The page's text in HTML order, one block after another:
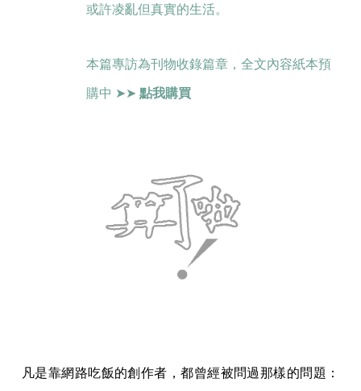
或許凌亂但真實的生活。
本篇專訪為刊物收錄篇章，全文內容紙本預
購中 ➤➤ ​​ 點我購買
凡是靠網路吃飯的創作者，都曾經被問過那樣的問題：